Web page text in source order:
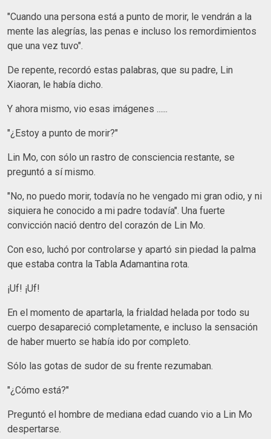
"Cuando una persona está a punto de morir, le vendrán a la
mente las alegrías, las penas e incluso los remordimientos
que una vez tuvo".
De repente, recordó estas palabras, que su padre, Lin
Xiaoran, le había dicho.
Y ahora mismo, vio esas imágenes ......
"¿Estoy a punto de morir?"
Lin Mo, con sólo un rastro de consciencia restante, se
preguntó a sí mismo.
"No, no puedo morir, todavía no he vengado mi gran odio, y ni
siquiera he conocido a mi padre todavía". Una fuerte
convicción nació dentro del corazón de Lin Mo.
Con eso, luchó por controlarse y apartó sin piedad la palma
que estaba contra la Tabla Adamantina rota.
¡Uf! ¡Uf!
En el momento de apartarla, la frialdad helada por todo su
cuerpo desapareció completamente, e incluso la sensación
de haber muerto se había ido por completo.
Sólo las gotas de sudor de su frente rezumaban.
"¿Cómo está?"
Preguntó el hombre de mediana edad cuando vio a Lin Mo
despertarse.